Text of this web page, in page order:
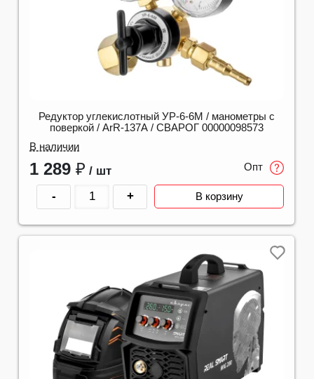
Редуктор углекислотный УР-6-6М / манометры с
поверкой / ArR-137A / СВАРОГ 00000098573
В наличии
1 289 ₽ / шт Опт
- + В корзину